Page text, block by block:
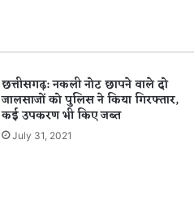
र
शा
ना
क
छत्तीसगढ़: नकली नोट छापने वाले दो
जालसाजों को पुलिस ने किया गिरफ्तार,
कई उपकरण भी किए जब्त
July 31, 2021